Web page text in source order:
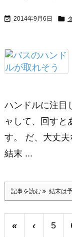
 2014年9月6日 
ハンドルに注目
ャして、回すと
す。 だ、大丈
結末 ...
記事を読む 結末は
« ‹ 5